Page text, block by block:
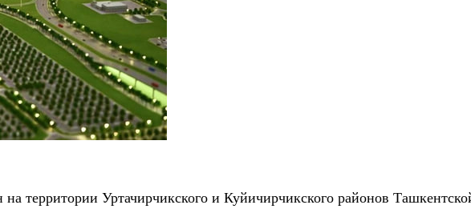
территории Уртачирчикского и Куйичирчикского районов